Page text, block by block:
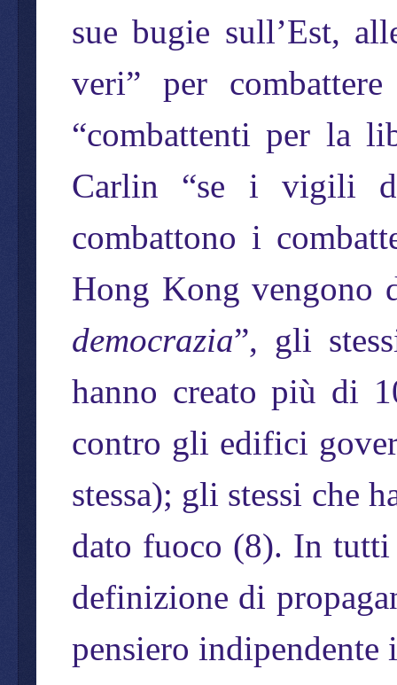
sue bugie sull’Est,
veri” per
“combattenti per la
Carlin “se i vigili
combattono i
Hong Kong vengono
democrazia”, gli
hanno creato più di
contro gli edifici
stessa); gli stessi che
dato fuoco (8). In tutti
definizione di
pensiero